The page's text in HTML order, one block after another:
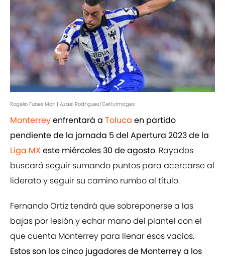
Rogelio Funes Mori | Azael Rodriguez/GettyImages
Monterreyenfrentará a Toluca en partido
pendiente de la jornada 5 del Apertura 2023 de la
Liga MX este miércoles 30 de agosto. Rayados
buscará seguir sumando puntos para acercarse al
liderato y seguir su camino rumbo al título.
Fernando Ortiz tendrá que sobreponerse a las
bajas por lesión y echar mano del plantel con el
que cuenta Monterrey para llenar esos vacíos.
Estos son los cinco jugadores de Monterrey a los